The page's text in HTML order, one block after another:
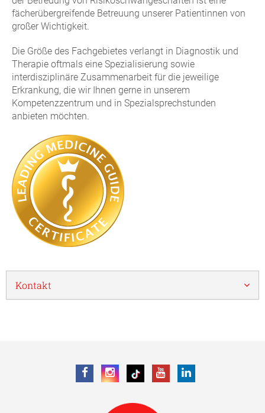
fächerübergreifende Betreuung unserer Patientinnen von
großer Wichtigkeit.
Die Größe des Fachgebietes verlangt in Diagnostik und
Therapie oftmals eine Spezialisierung sowie
interdisziplinäre Zusammenarbeit für die jeweilige
Erkrankung, die wir Ihnen gerne in unserem
Kompetenzzentrum und in Spezialsprechstunden
anbieten möchten.
Kontakt